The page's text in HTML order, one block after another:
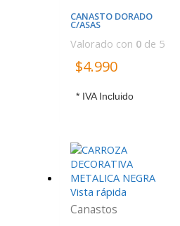
CANASTO DORADO
C/ASAS
Valorado con 0de 5
$4.990
* IVA Incluido
Vista rápida
Canastos